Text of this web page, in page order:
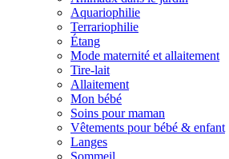
Aquariophilie
Terrariophilie
Étang
Mode maternité et allaitement
Tire-lait
Allaitement
Mon bébé
Soins pour maman
Vêtements pour bébé & enfant
Langes
Sommeil